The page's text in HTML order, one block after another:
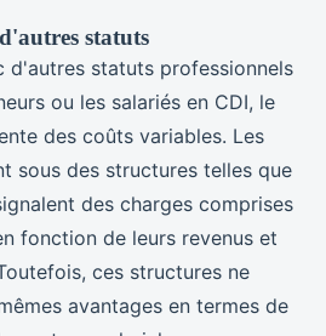
statuts
d'autres statuts professionnels
ou les salariés en CDI, le
des coûts variables. Les
sous des structures telles que
des charges comprises
fonction de leurs revenus et
ces structures ne
avantages en termes de